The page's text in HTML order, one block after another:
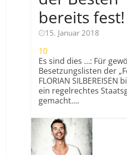
bereits fest!
15. Januar 2018
10
Es sind dies …: Für
Besetzungslisten der
FLORIAN
ein regelrechtes
gemacht….